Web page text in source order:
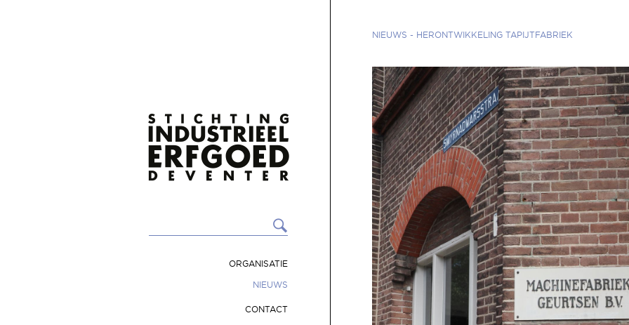
ORGANISATIE
NIEUWS
CONTACT
NIEUWS - HERONTWIKKELING TAPIJTFABRIEK